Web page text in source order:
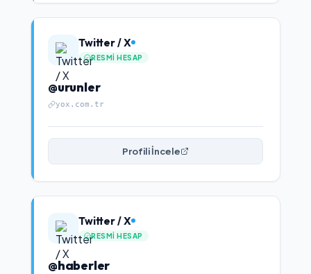
Twitter / X
RESMI HESAP
@urunler
yox.com.tr
Profili İncele
Twitter / X
RESMI HESAP
@haberler